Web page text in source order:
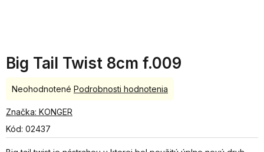
Big Tail Twist 8cm f.009
Kód: 02437
Priemerné
produktu
0,0
Neohodnotené Podrobnosti hodnotenia
Značka: KONGER